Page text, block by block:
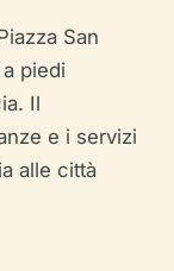
San
piedi
Il
e i servizi
alle città